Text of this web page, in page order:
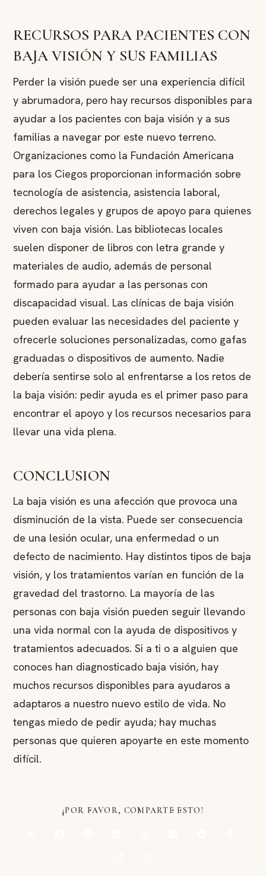
RECURSOS PARA PACIENTES CON
BAJA VISIÓN Y SUS FAMILIAS
Perder la visión puede ser una experiencia difícil
y abrumadora, pero hay recursos disponibles para
ayudar a los pacientes con baja visión y a sus
familias a navegar por este nuevo terreno.
Organizaciones como la Fundación Americana
para los Ciegos proporcionan información sobre
tecnología de asistencia, asistencia laboral,
derechos legales y grupos de apoyo para quienes
viven con baja visión. Las bibliotecas locales
suelen disponer de libros con letra grande y
materiales de audio, además de personal
formado para ayudar a las personas con
discapacidad visual. Las clínicas de baja visión
pueden evaluar las necesidades del paciente y
ofrecerle soluciones personalizadas, como gafas
graduadas o dispositivos de aumento. Nadie
debería sentirse solo al enfrentarse a los retos de
la baja visión: pedir ayuda es el primer paso para
encontrar el apoyo y los recursos necesarios para
llevar una vida plena.
CONCLUSION
La baja visión es una afección que provoca una
disminución de la vista. Puede ser consecuencia
de una lesión ocular, una enfermedad o un
defecto de nacimiento. Hay distintos tipos de baja
visión, y los tratamientos varían en función de la
gravedad del trastorno. La mayoría de las
personas con baja visión pueden seguir llevando
una vida normal con la ayuda de dispositivos y
tratamientos adecuados. Si a ti o a alguien que
conoces han diagnosticado baja visión, hay
muchos recursos disponibles para ayudaros a
adaptaros a nuestro nuevo estilo de vida. No
tengas miedo de pedir ayuda; hay muchas
personas que quieren apoyarte en este momento
difícil.
¡POR FAVOR, COMPARTE ESTO!